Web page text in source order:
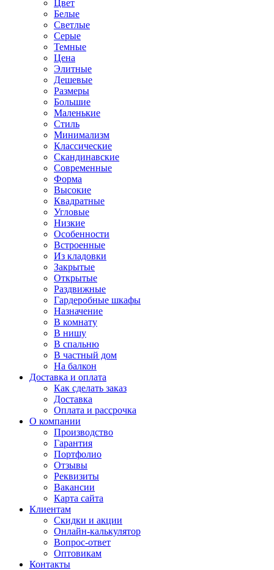
Цвет
Белые
Светлые
Серые
Темные
Цена
Элитные
Дешевые
Размеры
Большие
Маленькие
Стиль
Минимализм
Классические
Скандинавские
Современные
Форма
Высокие
Квадратные
Угловые
Низкие
Особенности
Встроенные
Из кладовки
Закрытые
Открытые
Раздвижные
Гардеробные шкафы
Назначение
В комнату
В нишу
В спальню
В частный дом
На балкон
Доставка и оплата
Как сделать заказ
Доставка
Оплата и рассрочка
О компании
Производство
Гарантия
Портфолио
Отзывы
Реквизиты
Вакансии
Карта сайта
Клиентам
Скидки и акции
Онлайн-калькулятор
Вопрос-ответ
Оптовикам
Контакты